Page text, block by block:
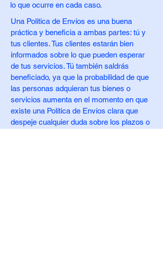
lo que ocurre en cada caso.
Una Política de Envíos es una buena
práctica y beneficia a ambas partes: tú y
tus clientes. Tus clientes estarán bien
informados sobre lo que pueden esperar
de tus servicios. Tú también saldrás
beneficiado, ya que la probabilidad de que
las personas adquieran tus bienes o
servicios aumenta en el momento en que
existe una Política de Envíos clara que
despeje cualquier duda sobre los plazos o